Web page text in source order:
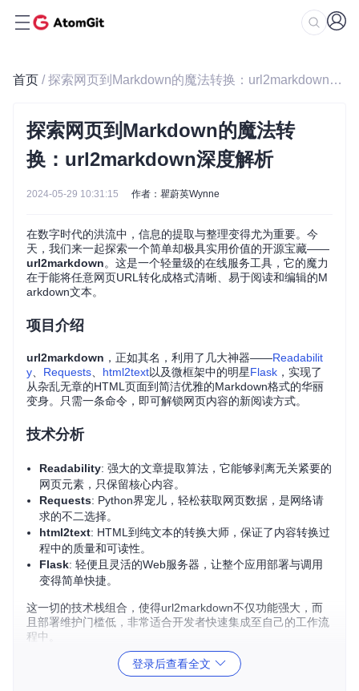
首页 / 探索网页到Markdown的魔法转换：url2markdown深度解析
探索网页到Markdown的魔法转
换：url2markdown深度解析
2024-05-29 10:31:15 作者：瞿蔚英Wynne
在数字时代的洪流中，信息的提取与整理变得尤为重要。今
天，我们来一起探索一个简单却极具实用价值的开源宝藏——
url2markdown。这是一个轻量级的在线服务工具，它的魔力
在于能将任意网页URL转化成格式清晰、易于阅读和编辑的M
arkdown文本。
项目介绍
url2markdown ，正如其名，利用了几大神器——Readabilit
y
Requests html2text以及微框架中的明星Flask ，实现了
从杂乱无章的HTML页面到简洁优雅的Markdown格式的华丽
变身。只需一条命令，即可解锁网页内容的新阅读方式。
技术分析
Readability: 强大的文章提取算法，它能够剥离无关紧要的
网页元素，只保留核心内容。
Requests: Python界宠儿，轻松获取网页数据，是网络请
求的不二选择。
html2text: HTML到纯文本的转换大师，保证了内容转换过
程中的质量和可读性。
Flask: 轻便且灵活的Web服务器，让整个应用部署与调用
变得简单快捷。
这一切的技术栈组合，使得url2markdown不仅功能强大，而
且部署维护门槛低，非常适合开发者快速集成至自己的工作流
程中。
登录后查看全文